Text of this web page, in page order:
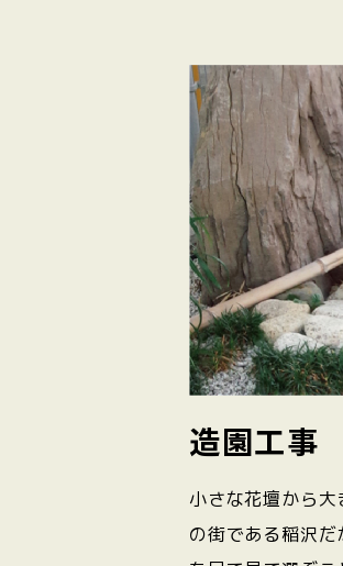
造園工事
小さな花壇から
の街である稲沢